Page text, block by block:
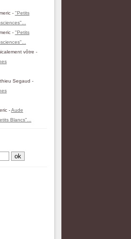
- "Petits
- "Petits
vôtre -
Segaud -
-Aude
Blancs"...